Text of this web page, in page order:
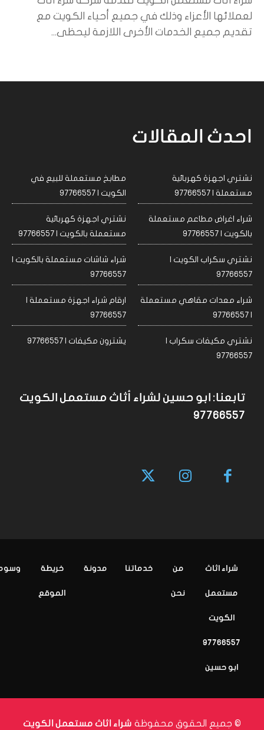
لعملائها الأعزاء وذلك في جميع أحياء الكويت مع
تقديم جميع الخدمات الأخرى اللازمة ليحظى...
احدث المقالات
نشتري اجهزة كهربائية
مستعملة | 97766557
مطابخ مستعملة للبيع في
الكويت | 97766557
شراء اغراض مطاعم مستعملة
بالكويت | 97766557
نشتري اجهزة كهربائية
مستعملة بالكويت | 97766557
نشتري سكراب الكويت |
97766557
شراء شاشات مستعملة بالكويت |
97766557
شراء معدات مقاهي مستعملة
| 97766557
ارقام شراء اجهزة مستعملة |
97766557
نشتري مكيفات سكراب |
97766557
يشترون مكيفات | 97766557
تابعنا: ابو حسين لشراء أثاث مستعمل الكويت
97766557
شراء اثاث
مستعمل
الكويت
97766557
ابو حسين
من
نحن
خدماتنا مدونة خريطة
الموقع
© جميع الحقوق محفوظة شراء اثاث مستعمل الكويت